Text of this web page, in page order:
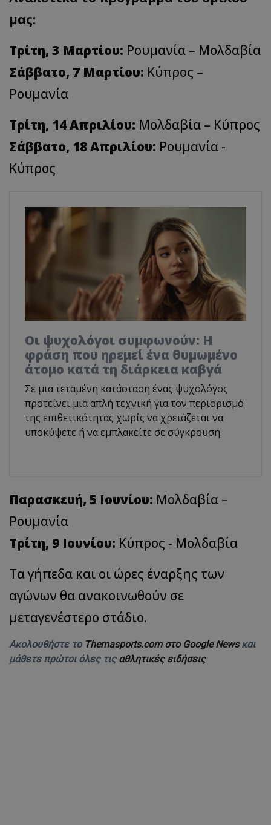
μας:
Τρίτη, 3 Μαρτίου: Ρουμανία – Μολδαβία
Σάββατο, 7 Μαρτίου: Κύπρος –
Ρουμανία
Τρίτη, 14 Απριλίου: Μολδαβία – Κύπρος
Σάββατο, 18 Απριλίου: Ρουμανία -
Κύπρος
Οι ψυχολόγοι συμφωνούν: Η
φράση που ηρεμεί ένα θυμωμένο
άτομο κατά τη διάρκεια καβγά
Σε μια τεταμένη κατάσταση ένας ψυχολόγος
προτείνει μια απλή τεχνική για τον περιορισμό
της επιθετικότητας χωρίς να χρειάζεται να
υποκύψετε ή να εμπλακείτε σε σύγκρουση.
Παρασκευή, 5 Ιουνίου: Μολδαβία –
Ρουμανία
Τρίτη, 9 Ιουνίου: Κύπρος - Μολδαβία
Τα γήπεδα και οι ώρες έναρξης των
αγώνων θα ανακοινωθούν σε
μεταγενέστερο στάδιο.
Ακολουθήστε το Themasports.com στο Google Newsκαι
μάθετε πρώτοι όλες τις αθλητικές ειδήσεις